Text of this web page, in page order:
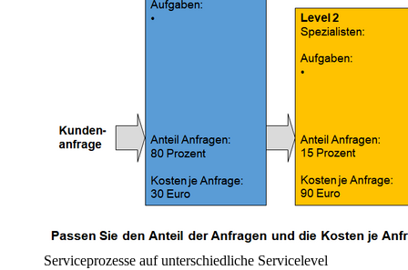
Serviceprozesse auf unterschiedliche Servicelevel